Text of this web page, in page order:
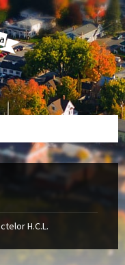
H.C.L.